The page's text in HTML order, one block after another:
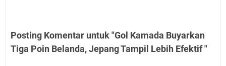
Posting Komentar untuk "Gol Kamada Buyarkan
Tiga Poin Belanda, Jepang Tampil Lebih Efektif "